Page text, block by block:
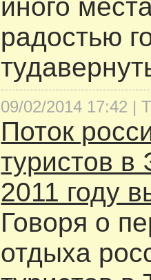
иного
радостью
09/02/2014 17:42 |
Поток
туристов в
2011 году
Говоря о
отдыха